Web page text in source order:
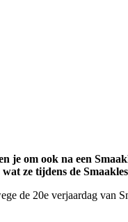
je om ook na een
ze tijdens de
de 20e verjaardag van